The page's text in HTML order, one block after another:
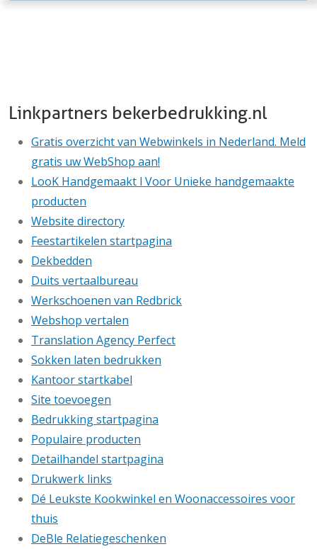
Linkpartners bekerbedrukking.nl
Gratis overzicht van Webwinkels in Nederland. Meld
gratis uw WebShop aan!
LooK Handgemaakt l Voor Unieke handgemaakte
producten
Website directory
Feestartikelen startpagina
Dekbedden
Duits vertaalbureau
Werkschoenen van Redbrick
Webshop vertalen
Translation Agency Perfect
Sokken laten bedrukken
Kantoor startkabel
Site toevoegen
Bedrukking startpagina
Populaire producten
Detailhandel startpagina
Drukwerk links
Dé Leukste Kookwinkel en Woonaccessoires voor
thuis
DeBle Relatiegeschenken